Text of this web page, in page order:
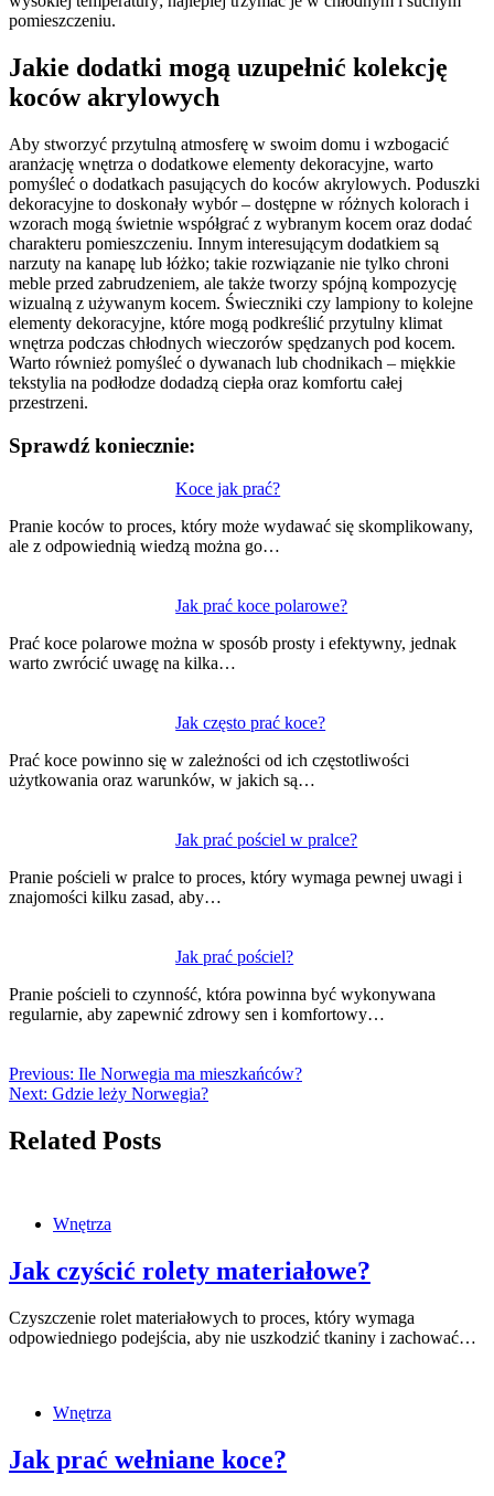
pomieszczeniu.
Jakie dodatki mogą uzupełnić kolekcję
koców akrylowych
Aby stworzyć przytulną atmosferę w swoim domu i wzbogacić
aranżację wnętrza o dodatkowe elementy dekoracyjne, warto
pomyśleć o dodatkach pasujących do koców akrylowych. Poduszki
dekoracyjne to doskonały wybór – dostępne w różnych kolorach i
wzorach mogą świetnie współgrać z wybranym kocem oraz dodać
charakteru pomieszczeniu. Innym interesującym dodatkiem są
narzuty na kanapę lub łóżko; takie rozwiązanie nie tylko chroni
meble przed zabrudzeniem, ale także tworzy spójną kompozycję
wizualną z używanym kocem. Świeczniki czy lampiony to kolejne
elementy dekoracyjne, które mogą podkreślić przytulny klimat
wnętrza podczas chłodnych wieczorów spędzanych pod kocem.
Warto również pomyśleć o dywanach lub chodnikach – miękkie
tekstylia na podłodze dodadzą ciepła oraz komfortu całej
przestrzeni.
Sprawdź koniecznie:
Koce jak prać?
Pranie koców to proces, który może wydawać się skomplikowany,
ale z odpowiednią wiedzą można go…
Jak prać koce polarowe?
Prać koce polarowe można w sposób prosty i efektywny, jednak
warto zwrócić uwagę na kilka…
Jak często prać koce?
Prać koce powinno się w zależności od ich częstotliwości
użytkowania oraz warunków, w jakich są…
Jak prać pościel w pralce?
Pranie pościeli w pralce to proces, który wymaga pewnej uwagi i
znajomości kilku zasad, aby…
Jak prać pościel?
Pranie pościeli to czynność, która powinna być wykonywana
regularnie, aby zapewnić zdrowy sen i komfortowy…
wpisu
Previous: Ile Norwegia ma mieszkańców?
Next: Gdzie leży Norwegia?
Related Posts
Wnętrza
Jak czyścić rolety materiałowe?
Czyszczenie rolet materiałowych to proces, który wymaga
odpowiedniego podejścia, aby nie uszkodzić tkaniny i zachować…
Wnętrza
Jak prać wełniane koce?